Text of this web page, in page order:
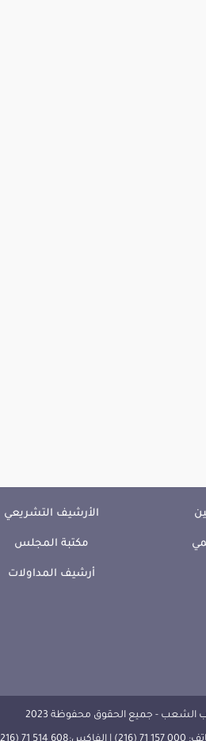
الأرشيف التشريعي
مكتبة المجلس
أرشيف المداولات
- جميع الحقوق محفوظة 2023